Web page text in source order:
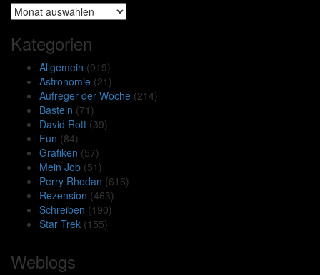
Archiv
Kategorien
Allgemein (919)
Astronomie (21)
Aufreger der Woche (214)
Basteln (71)
David Rott (39)
Fun (84)
Grafiken (57)
Mein Job (51)
Perry Rhodan (616)
Rezension (463)
Schreiben (190)
Star Trek (155)
Weblogs